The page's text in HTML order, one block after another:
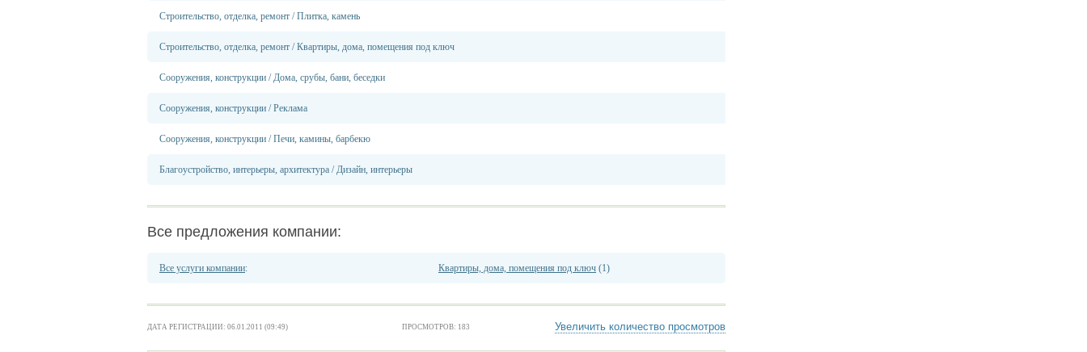
Строительство, отделка, ремонт /Плитка, камень
Строительство, отделка, ремонт /Квартиры, дома, помещения под ключ
Сооружения, конструкции /Дома, срубы, бани, беседки
Сооружения, конструкции /Реклама
Сооружения, конструкции /Печи, камины, барбекю
Благоустройство, интерьеры, архитектура /Дизайн, интерьеры
Все предложения компании:
Все услуги компании: Квартиры, дома, помещения под ключ (1)
ДАТА РЕГИСТРАЦИИ: 06.01.2011 (09:49) ПРОСМОТРОВ: 183 Увеличить количество просмотров